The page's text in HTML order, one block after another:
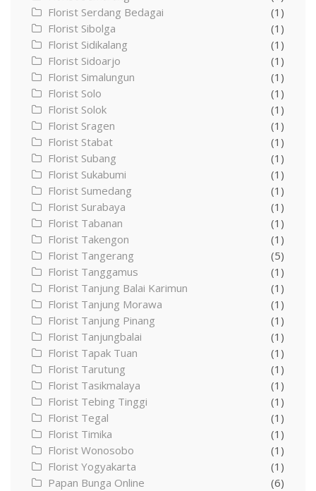
Florist Serdang Bedagai
(1)
Florist Sibolga
(1)
Florist Sidikalang
(1)
Florist Sidoarjo
(1)
Florist Simalungun
(1)
Florist Solo
(1)
Florist Solok
(1)
Florist Sragen
(1)
Florist Stabat
(1)
Florist Subang
(1)
Florist Sukabumi
(1)
Florist Sumedang
(1)
Florist Surabaya
(1)
Florist Tabanan
(1)
Florist Takengon
(1)
Florist Tangerang
(5)
Florist Tanggamus
(1)
Florist Tanjung Balai Karimun
(1)
Florist Tanjung Morawa
(1)
Florist Tanjung Pinang
(1)
Florist Tanjungbalai
(1)
Florist Tapak Tuan
(1)
Florist Tarutung
(1)
Florist Tasikmalaya
(1)
Florist Tebing Tinggi
(1)
Florist Tegal
(1)
Florist Timika
(1)
Florist Wonosobo
(1)
Florist Yogyakarta
(1)
Papan Bunga Online
(6)